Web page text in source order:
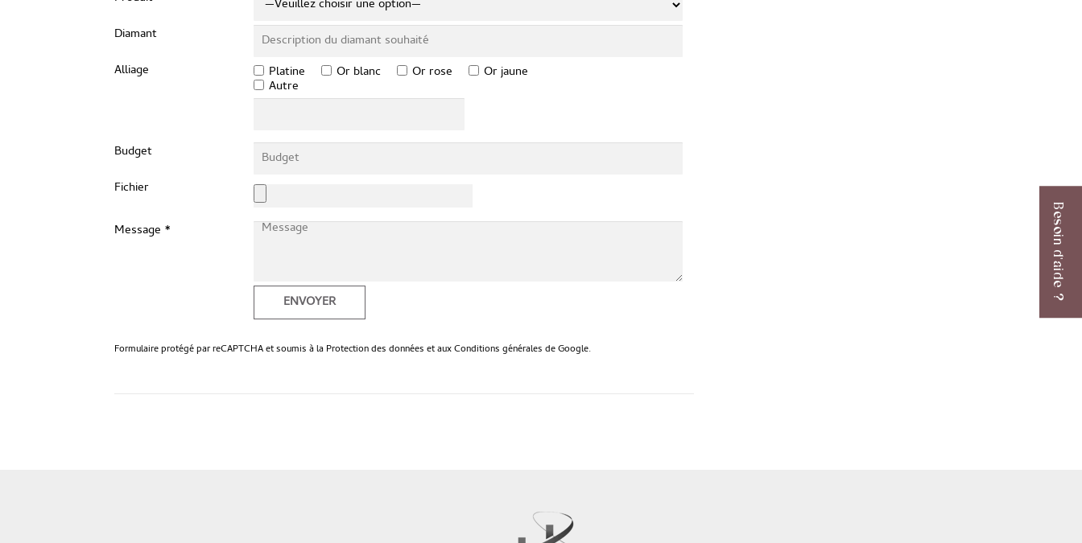
Diamant
Alliage
Platine Or blanc Or rose Or jaune
Autre
Budget
Fichier
Message *
Formulaire protégé par reCAPTCHA et soumis à la Protection des données et auxConditions générales de Google.
Besoin d'aide ?